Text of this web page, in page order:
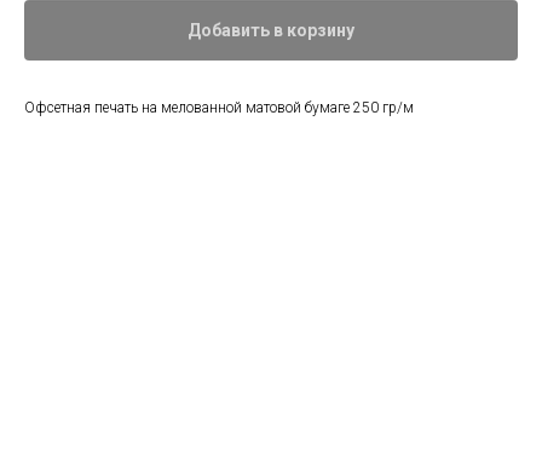
Добавить в корзину
Офсетная печать на мелованной матовой бумаге 250 гр/м